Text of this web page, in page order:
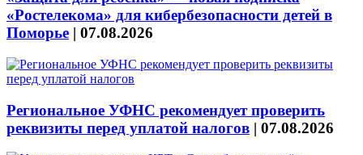
«Ростелекома» для кибербезопасности детей в
Поморье | 07.08.2026
Региональное УФНС рекомендует проверить
реквизиты перед уплатой налогов | 07.08.2026